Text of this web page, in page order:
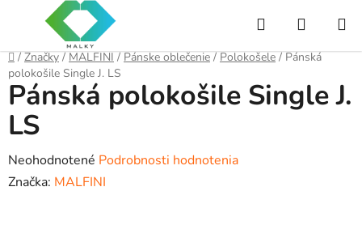
Hľadať
KOŠÍK
Domov
/ Značky / MALFINI / Pánske oblečenie / Polokošele / Pánská
polokošile Single J. LS
Pánská polokošile Single J.
LS
Priemerné
hodnotenie
Neohodnotené Podrobnosti hodnotenia
Značka: MALFINI